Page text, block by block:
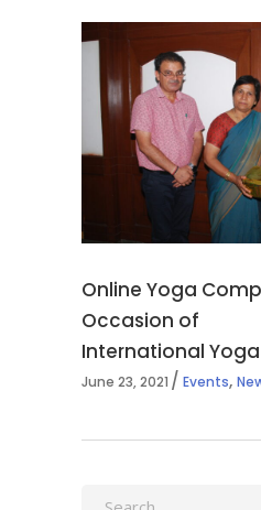
Online Yoga
Occasion of
International
June 23, 2021 Events,
Search